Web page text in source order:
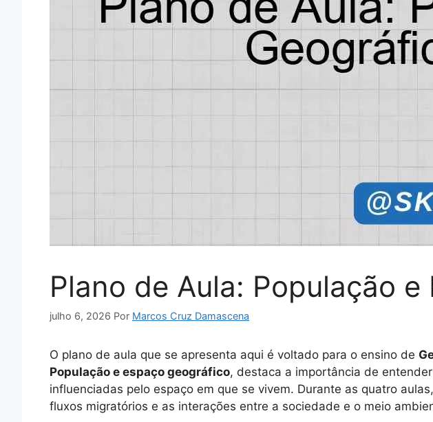
Plano de Aula: População
julho 6, 2026 Por Marcos Cruz Damascena
O plano de aula que se apresenta aqui é voltado para o ensino de
População e espaço geográfico, destaca a importância de
influenciadas pelo espaço em que se vivem. Durante as quatro
fluxos migratórios e as interações entre a sociedade e o meio